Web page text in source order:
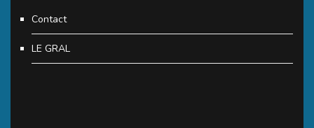
Contact
LE GRAL